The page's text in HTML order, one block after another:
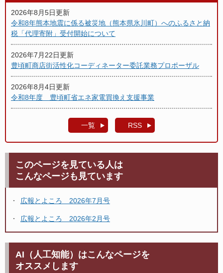
2026年8月5日更新
令和8年熊本地震に係る被災地（熊本県氷川町）へのふるさと納
税「代理寄附」受付開始について
2026年7月22日更新
豊頃町商店街活性化コーディネーター委託業務プロポーザル
2026年8月4日更新
令和8年度 豊頃町省エネ家電買換え支援事業
一覧 RSS
このページを見ている人は
こんなページも見ています
広報とよころ 2026年7月号
広報とよころ 2026年2月号
AI（人工知能）はこんなページを
オススメします